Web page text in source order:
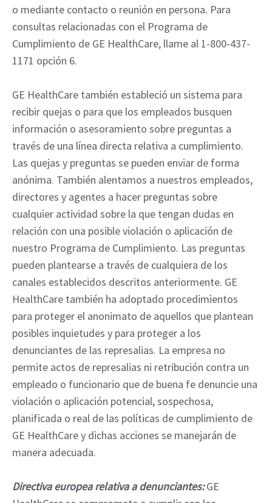
o mediante contacto o reunión en persona. Para
consultas relacionadas con el Programa de
Cumplimiento de GE HealthCare, llame al 1-800-437-
1171 opción 6.
GE HealthCare también estableció un sistema para
recibir quejas o para que los empleados busquen
información o asesoramiento sobre preguntas a
través de una línea directa relativa a cumplimiento.
Las quejas y preguntas se pueden enviar de forma
anónima. También alentamos a nuestros empleados,
directores y agentes a hacer preguntas sobre
cualquier actividad sobre la que tengan dudas en
relación con una posible violación o aplicación de
nuestro Programa de Cumplimiento. Las preguntas
pueden plantearse a través de cualquiera de los
canales establecidos descritos anteriormente. GE
HealthCare también ha adoptado procedimientos
para proteger el anonimato de aquellos que plantean
posibles inquietudes y para proteger a los
denunciantes de las represalias. La empresa no
permite actos de represalias ni retribución contra un
empleado o funcionario que de buena fe denuncie una
violación o aplicación potencial, sospechosa,
planificada o real de las políticas de cumplimiento de
GE HealthCare y dichas acciones se manejarán de
manera adecuada.
Directiva europea relativa a denunciantes: GE